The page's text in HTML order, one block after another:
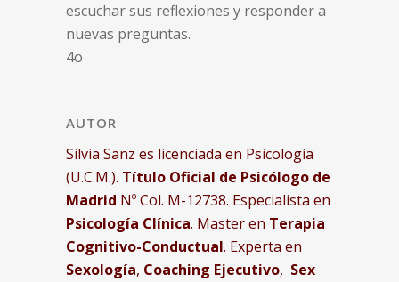
escuchar sus reflexiones y responder a
nuevas preguntas.
4o
AUTOR
Silvia Sanz es licenciada en Psicología
(U.C.M.). Título Oficial de Psicólogo de
Madrid Nº Col. M-12738. Especialista en
Psicología Clínica. Master en Terapia
Cognitivo-Conductual. Experta en
Sexología, Coaching Ejecutivo, Sex